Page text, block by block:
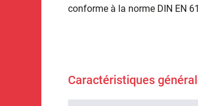
conforme à la norme DIN EN
Caractéristiques